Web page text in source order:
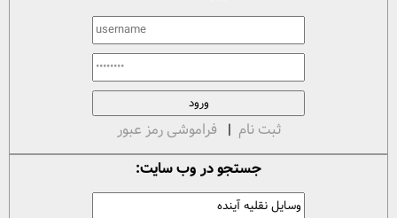
ثبت نام | فراموشی رمز عبور
جستجو در وب سایت: